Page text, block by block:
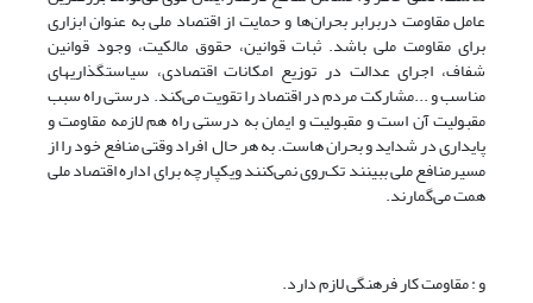
عامل مقاومت دربرابر بحران‌ها و حمایت از اقتصاد ملی به عنوان ابزاری
برای مقاومت ملی باشد. ثبات قوانین، حقوق مالکیت، وجود قوانین
شفاف، اجرای عدالت در توزیع امکانات اقتصادی، سیاست­گذاریهای
مناسب و ...مشارکت مردم در اقتصاد را تقویت می‌کند. درستی راه سبب
مقبولیت آن است و مقبولیت و ایمان به درستی راه هم لازمه مقاومت و
پایداری در شداید و بحران هاست. به هر حال افراد وقتی منافع خود را از
مسیرمنافع ملی ببینند تک‌روی نمی‌کنند ویکپارچه برای اداره اقتصاد ملی
همت می‌گمارند.
و : مقاومت کار فرهنگی لازم دارد.